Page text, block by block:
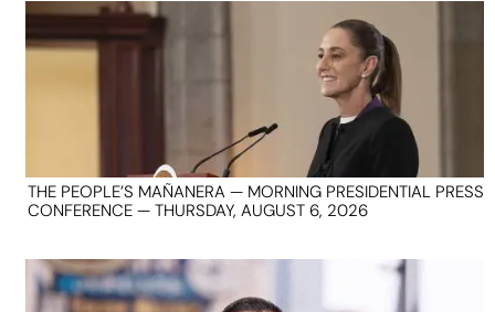
THE PEOPLE’S MAÑANERA — MORNING PRESIDENTIAL PRESS
CONFERENCE — THURSDAY, AUGUST 6, 2026